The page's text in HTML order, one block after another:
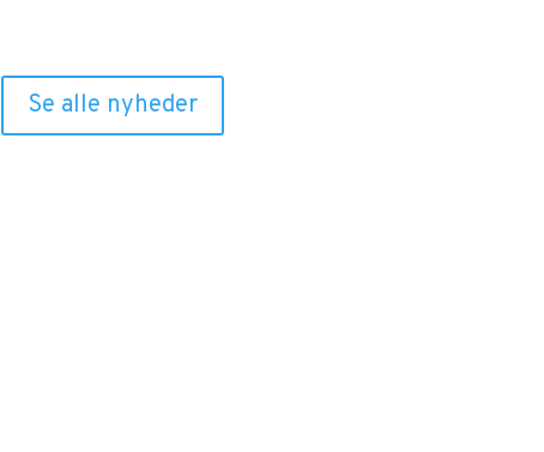
Se alle nyheder